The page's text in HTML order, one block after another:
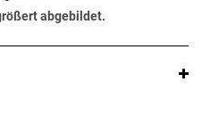
abgebildet.